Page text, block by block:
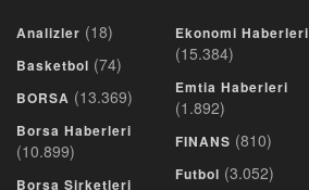
Analizler (18)
Basketbol (74)
BORSA (13.369)
Borsa Haberleri
(10.899)
Borsa Şirketleri
Ekonomi Haberleri
(15.384)
Emtia Haberleri
(1.892)
FINANS (810)
Futbol (3.052)